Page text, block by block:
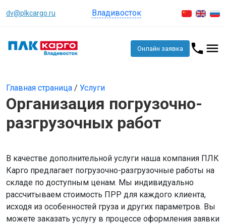
dv@plkcargo.ru Владивосток
Онлайн заявка
Главная страница / Услуги
Организация погрузочно-
разгрузочных работ
В качестве дополнительной услуги наша компания ПЛК
Карго предлагает погрузочно-разгрузочные работы на
складе по доступным ценам. Мы индивидуально
рассчитываем стоимость ПРР для каждого клиента,
исходя из особенностей груза и других параметров. Вы
можете заказать услугу в процессе оформления заявки